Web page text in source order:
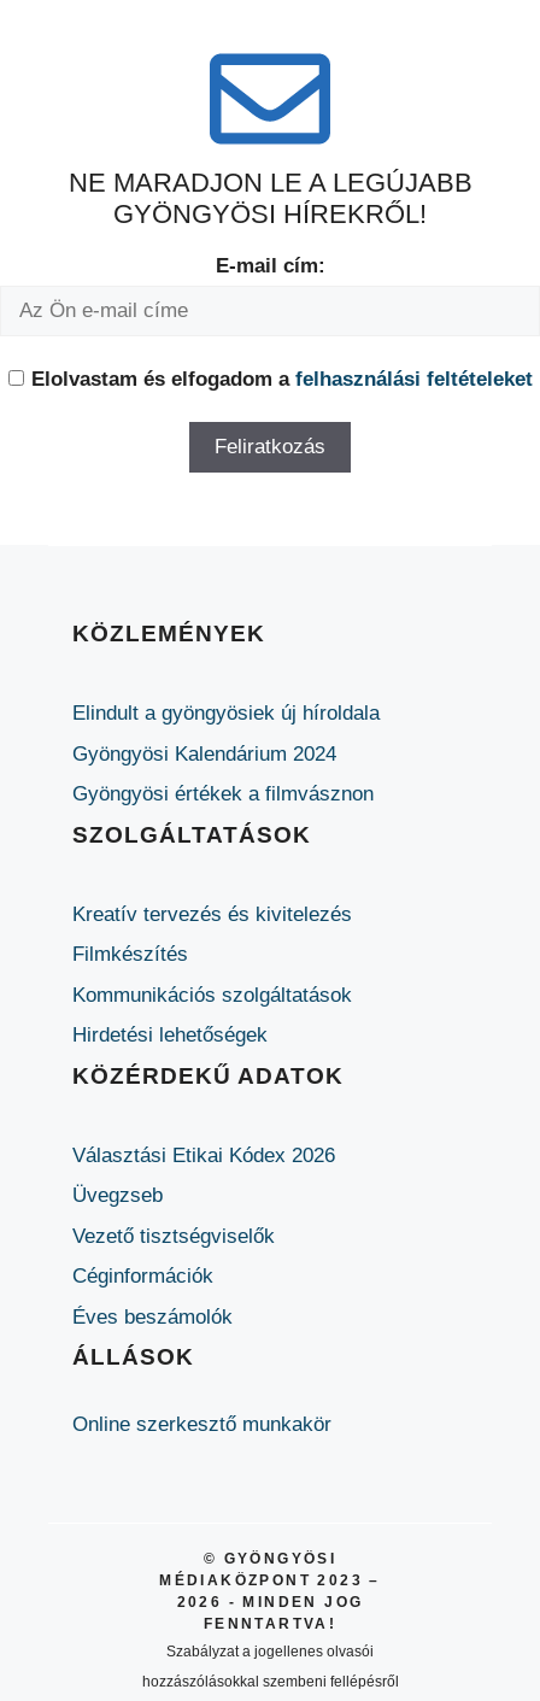
NE MARADJON LE A LEGÚJABB
GYÖNGYÖSI HÍREKRŐL!
E-mail cím:
Elolvastam és elfogadom a felhasználási feltételeket
KÖZLEMÉNYEK
Elindult a gyöngyösiek új híroldala
Gyöngyösi Kalendárium 2024
Gyöngyösi értékek a filmvásznon
SZOLGÁLTATÁSOK
Kreatív tervezés és kivitelezés
Filmkészítés
Kommunikációs szolgáltatások
Hirdetési lehetőségek
KÖZÉRDEKŰ ADATOK
Választási Etikai Kódex 2026
Üvegzseb
Vezető tisztségviselők
Céginformációk
Éves beszámolók
ÁLLÁSOK
Online szerkesztő munkakör
© GYÖNGYÖSI
MÉDIAKÖZPONT 2023 –
2026 - MINDEN JOG
FENNTARTVA!
Szabályzat a jogellenes olvasói
hozzászólásokkal szembeni fellépésről